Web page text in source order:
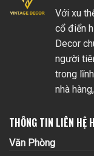
Với xu
cổ điển
Decor
người
trong
nhà
THÔNG TIN LIÊN HỆ
Văn Phòng